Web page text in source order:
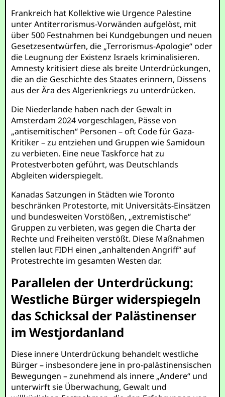
Frankreich hat Kollektive wie Urgence Palestine
unter Antiterrorismus-Vorwänden aufgelöst, mit
über 500 Festnahmen bei Kundgebungen und neuen
Gesetzesentwürfen, die „Terrorismus-Apologie“ oder
die Leugnung der Existenz Israels kriminalisieren.
Amnesty kritisiert diese als breite Unterdrückungen,
die an die Geschichte des Staates erinnern, Dissens
aus der Ära des Algerienkriegs zu unterdrücken.
Die Niederlande haben nach der Gewalt in
Amsterdam 2024 vorgeschlagen, Pässe von
„antisemitischen“ Personen – oft Code für Gaza-
Kritiker – zu entziehen und Gruppen wie Samidoun
zu verbieten. Eine neue Taskforce hat zu
Protestverboten geführt, was Deutschlands
Abgleiten widerspiegelt.
Kanadas Satzungen in Städten wie Toronto
beschränken Protestorte, mit Universitäts-Einsätzen
und bundesweiten Vorstößen, „extremistische“
Gruppen zu verbieten, was gegen die Charta der
Rechte und Freiheiten verstößt. Diese Maßnahmen
stellen laut FIDH einen „anhaltenden Angriff“ auf
Protestrechte im gesamten Westen dar.
Parallelen der Unterdrückung:
Westliche Bürger widerspiegeln
das Schicksal der Palästinenser
im Westjordanland
Diese innere Unterdrückung behandelt westliche
Bürger – insbesondere jene in pro-palästinensischen
Bewegungen – zunehmend als innere „Andere“ und
unterwirft sie Überwachung, Gewalt und